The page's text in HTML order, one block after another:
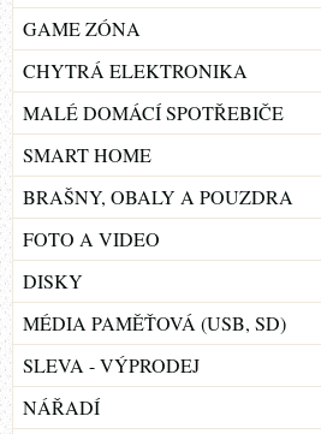
GAME ZÓNA
CHYTRÁ ELEKTRONIKA
MALÉ DOMÁCÍ SPOTŘEBIČE
SMART HOME
BRAŠNY, OBALY A POUZDRA
FOTO A VIDEO
DISKY
MÉDIA PAMĚŤOVÁ (USB, SD)
SLEVA - VÝPRODEJ
NÁŘADÍ